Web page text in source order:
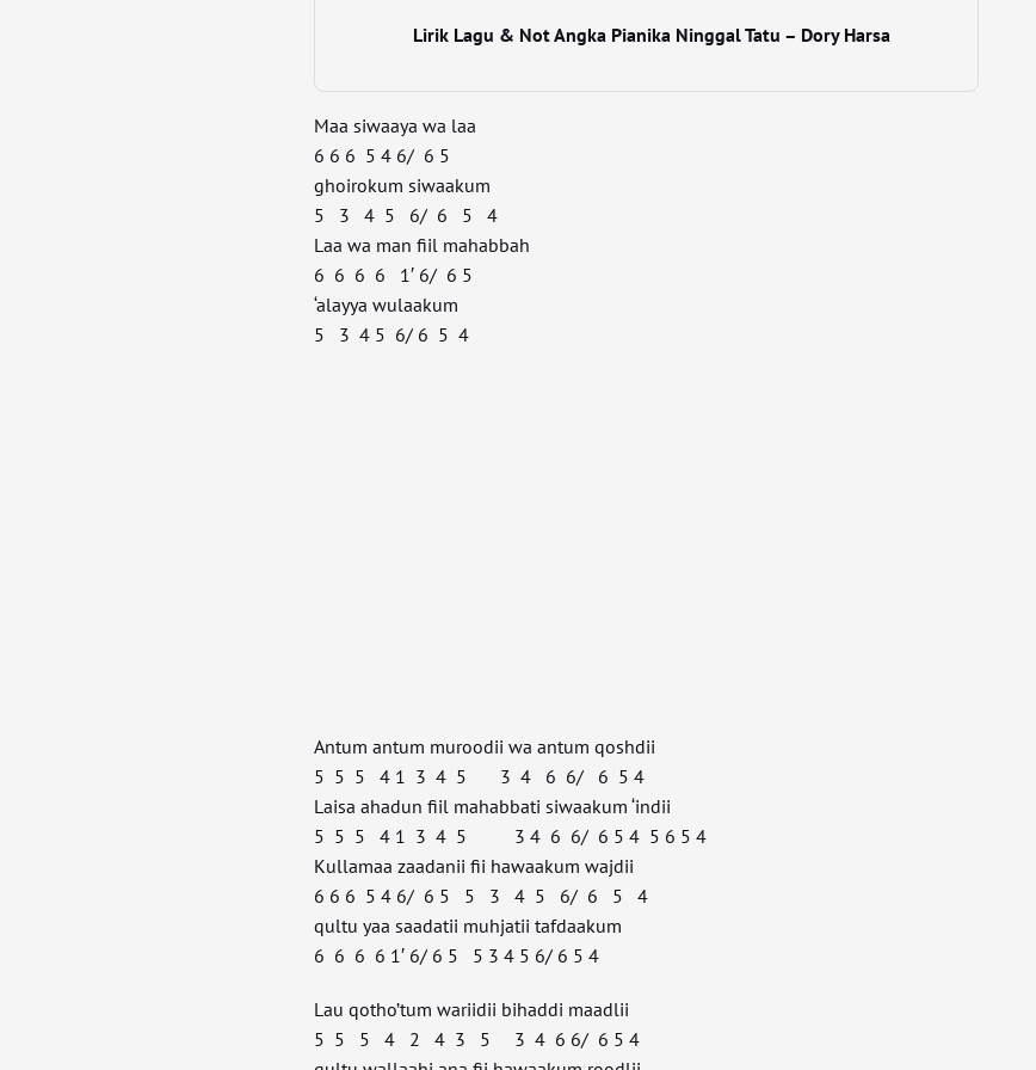
Lirik Lagu & Not Angka Pianika Ninggal Tatu – Dory Harsa
Maa siwaaya wa laa
6 6 6 5 4 6/ 6 5
ghoirokum siwaakum
5 3 4 5 6/ 6 5 4
Laa wa man fiil mahabbah
6 6 6 6 1′ 6/ 6 5
‘alayya wulaakum
5 3 4 5 6/ 6 5 4
Antum antum muroodii wa antum qoshdii
5 5 5 4 1 3 4 5 3 4 6 6/ 6 5 4
Laisa ahadun fiil mahabbati siwaakum ‘indii
5 5 5 4 1 3 4 5 3 4 6 6/ 6 5 4 5 6 5 4
Kullamaa zaadanii fii hawaakum wajdii
6 6 6 5 4 6/ 6 5 5 3 4 5 6/ 6 5 4
qultu yaa saadatii muhjatii tafdaakum
6 6 6 6 1′ 6/ 6 5 5 3 4 5 6/ 6 5 4
Lau qotho’tum wariidii bihaddi maadlii
5 5 5 4 2 4 3 5 3 4 6 6/ 6 5 4